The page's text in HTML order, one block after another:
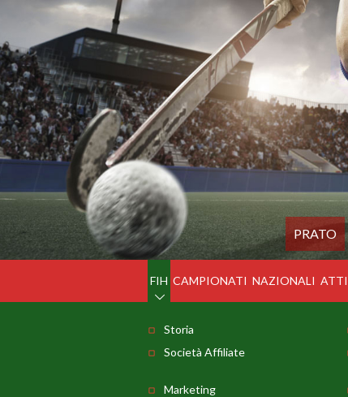
PRATO
FIH CAMPIONATI NAZIONALI
Storia
Società Affiliate
Marketing